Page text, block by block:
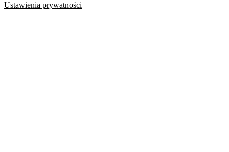
Ustawienia prywatności